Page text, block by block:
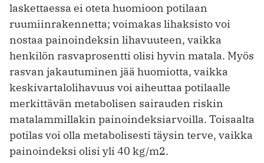
laskettaessa ei oteta huomioon potilaan
ruumiinrakennetta; voimakas lihaksisto voi
nostaa painoindeksin lihavuuteen, vaikka
henkilön rasvaprosentti olisi hyvin matala. Myös
rasvan jakautuminen jää huomiotta, vaikka
keskivartalolihavuus voi aiheut­taa potilaalle
merkittävän metabolisen sairauden riskin
matalammillakin painoindeksiarvoilla. Toisaalta
potilas voi olla metabolisesti täysin terve, vaikka
painoindeksi olisi yli 40 kg/m2.